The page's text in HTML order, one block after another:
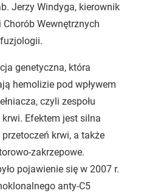
Jerzy Windyga, kierownik
Wewnętrznych
genetyczna, która
hemolizie pod wpływem
czyli zespołu
Efektem jest silna
krwi, a także
zakrzepowe.
pojawienie się w 2007 r.
anty-C5